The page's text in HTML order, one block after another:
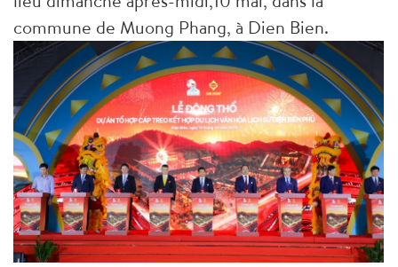
commune de Muong Phang, à Dien Bien.